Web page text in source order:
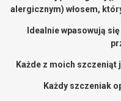
alergicznym) włosem,
Idealnie wpasowują
Każde z moich szczeniąt
Każdy szczeniak